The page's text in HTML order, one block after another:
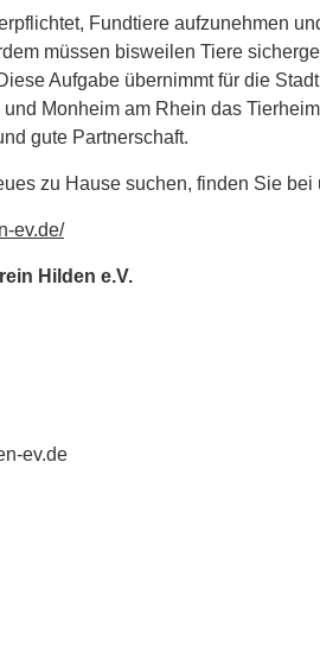
Fundtiere aufzunehmen
müssen bisweilen Tiere
Aufgabe übernimmt für die
Monheim am Rhein das
gute Partnerschaft.
zu Hause suchen, finden Sie bei
ev.de/
Hilden e.V.
ev.de